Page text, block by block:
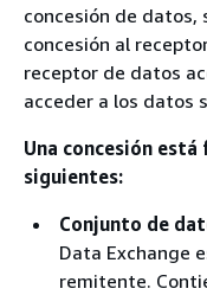
concesión de datos,
concesión al
receptor de datos
acceder a los datos
Una concesión
siguientes:
Conjunto de
Data Exchange
remitente.